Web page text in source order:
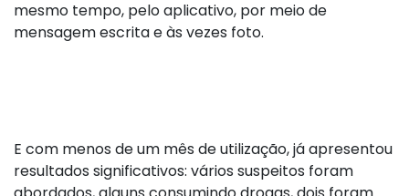
mesmo tempo, pelo aplicativo, por meio de
mensagem escrita e às vezes foto.
E com menos de um mês de utilização, já apresentou
resultados significativos: vários suspeitos foram